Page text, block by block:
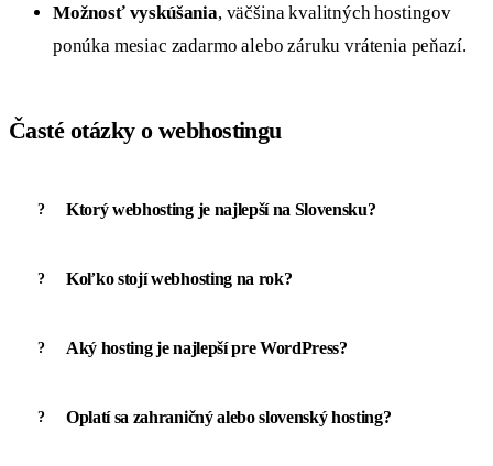
Možnosť vyskúšania, väčšina kvalitných hostingov
ponúka mesiac zadarmo alebo záruku vrátenia peňazí.
Časté otázky o webhostingu
Ktorý webhosting je najlepší na Slovensku?
Koľko stojí webhosting na rok?
Aký hosting je najlepší pre WordPress?
Oplatí sa zahraničný alebo slovenský hosting?